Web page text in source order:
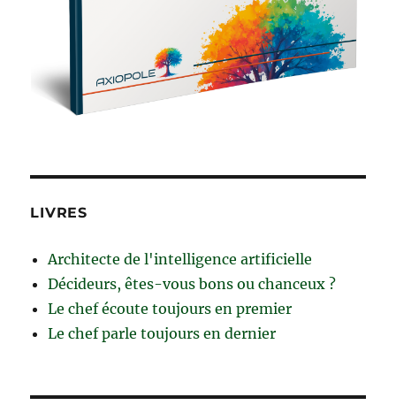
LIVRES
Architecte de l'intelligence artificielle
Décideurs, êtes-vous bons ou chanceux ?
Le chef écoute toujours en premier
Le chef parle toujours en dernier